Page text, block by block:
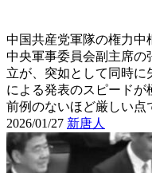
中国共産党軍隊の権力中
中央軍事委員会副主席の
立が、突如として同時に
による発表のスピード
前例のないほど厳しい点
2026/01/27 新唐人